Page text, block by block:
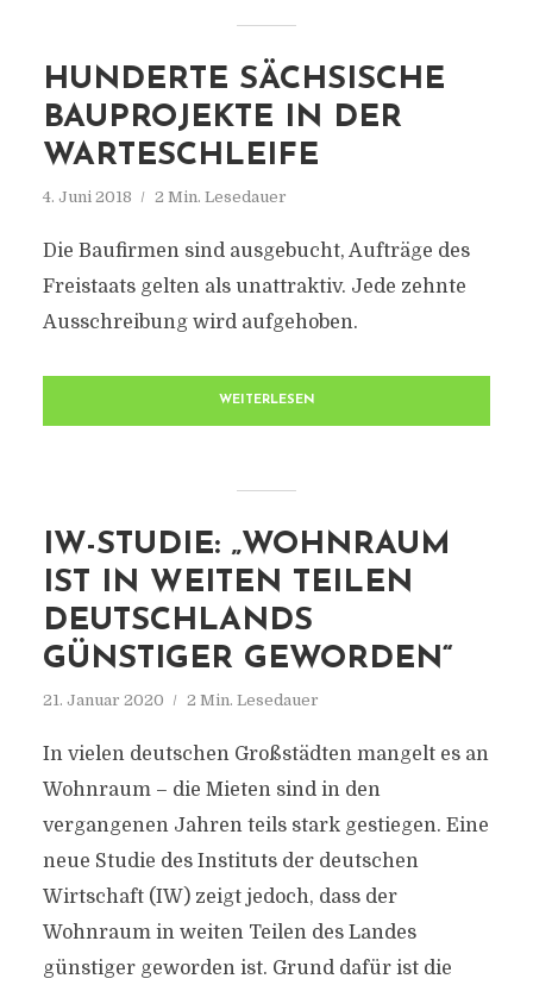
HUNDERTE SÄCHSISCHE
BAUPROJEKTE IN DER
WARTESCHLEIFE
4. Juni 2018 2 Min. Lesedauer
Die Baufirmen sind ausgebucht, Aufträge des
Freistaats gelten als unattraktiv. Jede zehnte
Ausschreibung wird aufgehoben.
WEITERLESEN
IW-STUDIE: „WOHNRAUM
IST IN WEITEN TEILEN
DEUTSCHLANDS
GÜNSTIGER GEWORDEN“
21. Januar 2020 2 Min. Lesedauer
In vielen deutschen Großstädten mangelt es an
Wohnraum – die Mieten sind in den
vergangenen Jahren teils stark gestiegen. Eine
neue Studie des Instituts der deutschen
Wirtschaft (IW) zeigt jedoch, dass der
Wohnraum in weiten Teilen des Landes
günstiger geworden ist. Grund dafür ist die